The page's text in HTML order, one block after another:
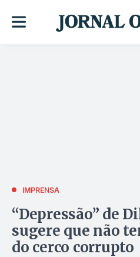
IMPRENSA
“Depressão” de
sugere que não
do cerco corrupto